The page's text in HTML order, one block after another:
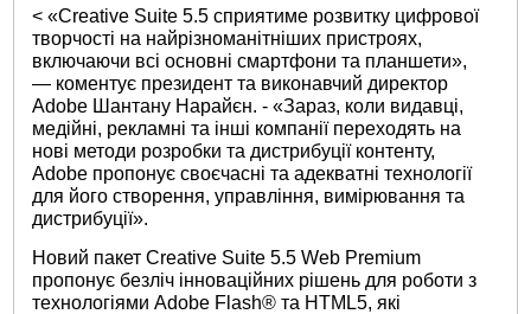
< «Creative Suite 5.5 сприятиме розвитку цифрової
творчості на найрізноманітніших пристроях,
включаючи всі основні смартфони та планшети»,
— коментує президент та виконавчий директор
Adobe Шантану Нарайєн. - «Зараз, коли видавці,
медійні, рекламні та інші компанії переходять на
нові методи розробки та дистрибуції контенту,
Adobe пропонує своєчасні та адекватні технології
для його створення, управління, вимірювання та
дистрибуції».
Новий пакет Creative Suite 5.5 Web Premium
пропонує безліч інноваційних рішень для роботи з
технологіями Adobe Flash® та HTML5, які